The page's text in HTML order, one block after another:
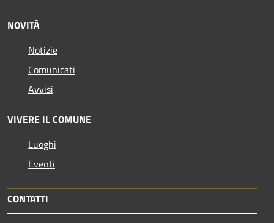
NOVITÀ
Notizie
Comunicati
Avvisi
VIVERE IL COMUNE
Luoghi
Eventi
CONTATTI